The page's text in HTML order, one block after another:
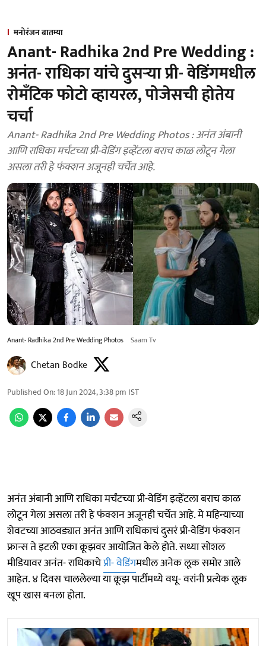
मनोरंजन बातम्या
Anant- Radhika 2nd Pre Wedding :
अनंत- राधिका यांचे दुसऱ्या प्री- वेडिंगमधील
रोमँटिक फोटो व्हायरल, पोजेसची होतेय
चर्चा
Anant- Radhika 2nd Pre Wedding Photos : अनंत अंबानी
आणि राधिका मर्चंटच्या प्री-वेडिंग इव्हेंटला बराच काळ लोटून गेला
असला तरी हे फंक्शन अजूनही चर्चेत आहे.
Anant- Radhika 2nd Pre Wedding Photos Saam Tv
Chetan Bodke
Published On:18 Jun 2024, 3:38 pm IST
अनंत अंबानी आणि राधिका मर्चंटच्या प्री-वेडिंग इव्हेंटला बराच काळ
लोटून गेला असला तरी हे फंक्शन अजूनही चर्चेत आहे. मे महिन्याच्या
शेवटच्या आठवड्यात अनंत आणि राधिकाचं दुसरं प्री-वेडिंग फंक्शन
फ्रान्स ते इटली एका क्रूझवर आयोजित केले होते. सध्या सोशल
मीडियावर अनंत- राधिकाचेप्री- वेडिंगमधील अनेक लूक समोर आले
आहेत. ४ दिवस चाललेल्या या क्रूझ पार्टीमध्ये वधू- वरांनी प्रत्येक लूक
खूप खास बनला होता.